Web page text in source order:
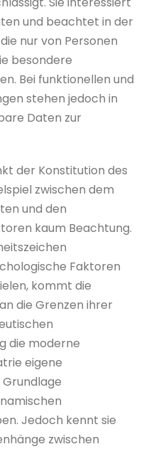
und beachtet in der
nur von Personen
besondere
Bei funktionellen und
stehen jedoch in
Daten zur
der Konstitution des
zwischen dem
und den
kaum Beachtung.
Faktoren
kommt die
die Grenzen ihrer
die moderne
eigene
Jedoch kennt sie
zwischen